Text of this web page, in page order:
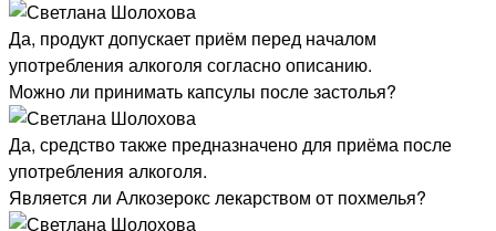
Да, продукт допускает приём перед началом
употребления алкоголя согласно описанию.
Можно ли принимать капсулы после застолья?
Да, средство также предназначено для приёма после
употребления алкоголя.
Является ли Алкозерокс лекарством от похмелья?